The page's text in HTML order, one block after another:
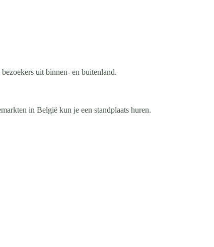
uit binnen- en buitenland.
in België kun je een standplaats huren.